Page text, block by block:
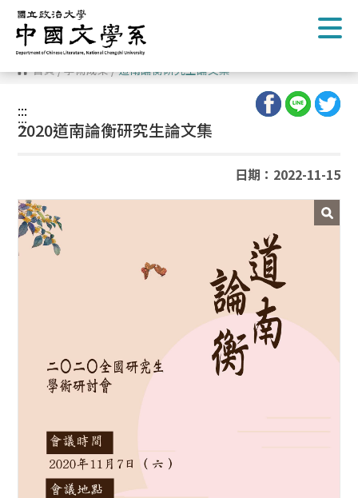
跳
到
主
要
內
容 首頁/學術成果/道南論衡研究生論文集
:::
:::
2020道南論衡研究生論文集
日期：2022-11-15